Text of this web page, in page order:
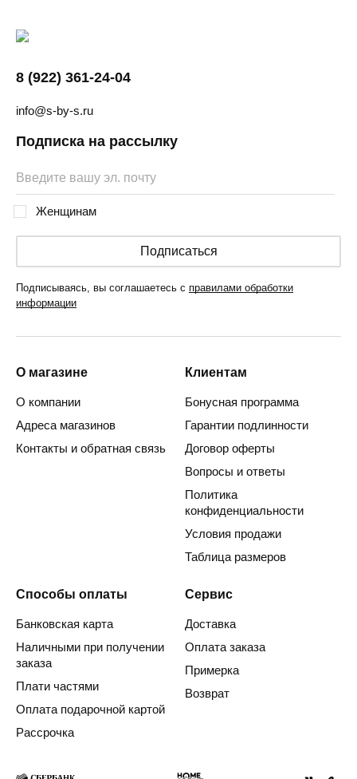
8 (922) 361-24-04
info@s-by-s.ru
Подписка на рассылку
Женщинам
Подписаться
Подписываясь, вы соглашаетесь с правилами обработки
информации
О магазине
О компании
Адреса магазинов
Контакты и обратная связь
Клиентам
Бонусная программа
Гарантии подлинности
Договор оферты
Вопросы и ответы
Политика
конфиденциальности
Условия продажи
Таблица размеров
Способы оплаты
Банковская карта
Наличными при получении
заказа
Плати частями
Оплата подарочной картой
Рассрочка
Сервис
Доставка
Оплата заказа
Примерка
Возврат